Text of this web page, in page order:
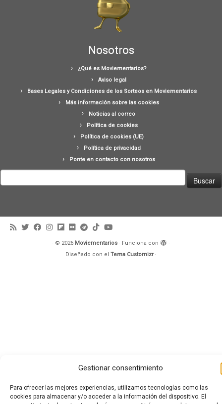
Gestionar consentimiento
Para ofrecer las mejores experiencias, utilizamos tecnologías como las
cookies para almacenar y/o acceder a la información del dispositivo. El
Nosotros
¿Qué es Moviementarios?
Aviso legal
Bases Legales y Condiciones de los Sorteos en Moviementarios
Más información sobre las cookies
Noticias al correo
Política de cookies
Política de cookies (UE)
Política de privacidad
Ponte en contacto con nosotros
· © 2026 Moviementarios · Funciona con
·
Diseñado con el Tema Customizr·